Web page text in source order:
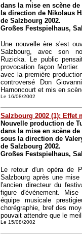
dans la mise en scène
la direction de Nikolaus
de Salzbourg 2002.
Großes Festspielhaus,
Une nouvelle ère s'est
Salzbourg, avec son
Ruzicka. Le public
provocation façon
avec la première
controversé Don
Harnoncourt et mis en
Le 16/08/2002
Salzbourg 2002 (1): Effet
Nouvelle production de
dans la mise en scène
sous la direction de
de Salzbourg 2002.
Großes Festspielhaus,
Le retour d'un opéra de
Salzbourg après une
l'ancien directeur du
figure d'événement.
équipe musicale
chorégraphie, bref des
pouvait attendre que le
Le 15/08/2002